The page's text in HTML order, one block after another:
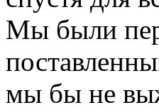
Мы были
мы бы не